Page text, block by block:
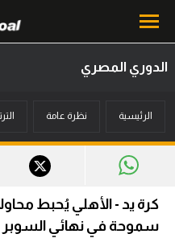
أخبار
ميركاتو
الدوري المصري
الرئيسية نظرة عامة
كرة يد - الأهلي يُحبط
سموحة في نهائي السوبر